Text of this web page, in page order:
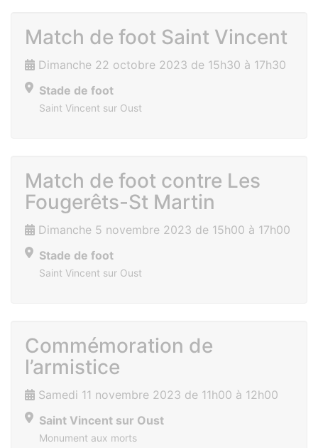
Match de foot Saint Vincent
Dimanche 22 octobre 2023 de 15h30 à 17h30
Stade de foot
Saint Vincent sur Oust
Match de foot contre Les
Fougerêts-St Martin
Dimanche 5 novembre 2023 de 15h00 à 17h00
Stade de foot
Saint Vincent sur Oust
Commémoration de
l’armistice
Samedi 11 novembre 2023 de 11h00 à 12h00
Saint Vincent sur Oust
Monument aux morts